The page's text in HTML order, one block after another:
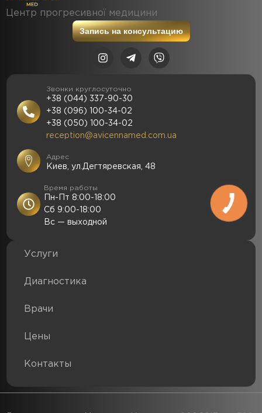
Центр прогресивної медицини
Запись на консультацию
Звонки круглосуточно
+38 (044) 337-90-30
+38 (096) 100-34-02
+38 (050) 100-34-02
reception@avicennamed.com.ua
Адрес
Киев, ул.Дегтяревская, 48
Время работы
Пн-Пт 8:00-18:00
Сб 9:00-18:00
Вс — выходной
Услуги
Диагностика
Врачи
Цены
Контакты